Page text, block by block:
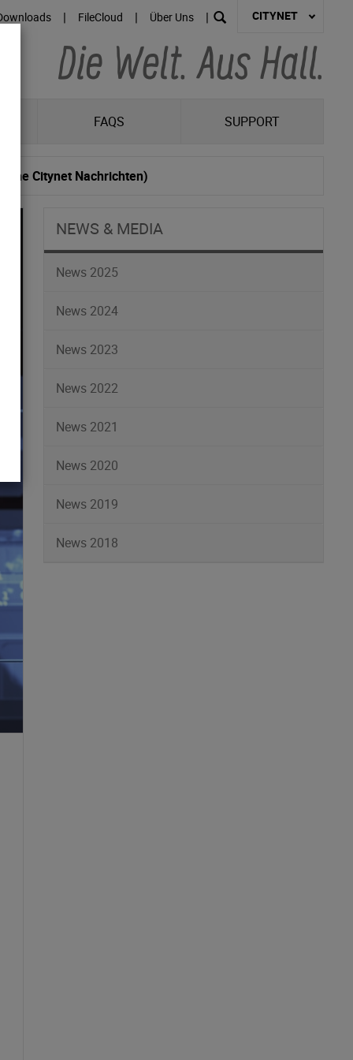
| FileCloud | Über Uns | CITYNET
FAQS SUPPORT
Citynet Nachrichten)
NEWS & MEDIA
News 2025
News 2024
News 2023
News 2022
News 2021
News 2020
News 2019
News 2018